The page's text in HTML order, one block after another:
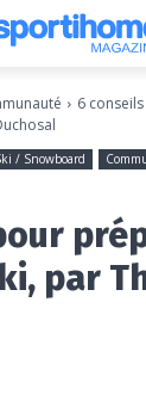
6
/ Snowboard
par